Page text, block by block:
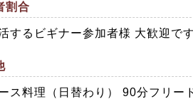
割合
するビギナー参加者様 大歓迎で
ス料理（日替わり） 90分フリー